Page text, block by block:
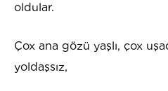
oldular.
Çox ana gözü yaşlı, çox
yoldaşsız,